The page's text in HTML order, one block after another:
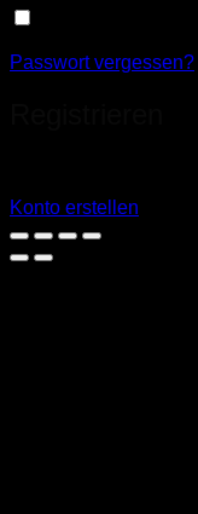
Passwort vergessen?
Konto erstellen